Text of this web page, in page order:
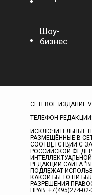
Шоу-
бизнес
СЕТЕВОЕ ИЗДАНИЕ
ТЕЛЕФОН РЕДАКЦИИ:
ИСКЛЮЧИТЕЛЬНЫЕ
РАЗМЕЩЁННЫЕ В
СООТВЕТСТВИИ С
РОССИЙСКОЙ
РЕДАКЦИИ САЙТА
ПОДЛЕЖАТ
КАКОЙ БЫ ТО НИ
РАЗРЕШЕНИЯ
ПРАВ: +7(495)274-02-